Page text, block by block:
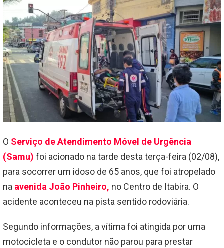
O Serviço de Atendimento Móvel de Urgência
(Samu) foi acionado na tarde desta terça-feira (02/08),
para socorrer um idoso de 65 anos, que foi atropelado
na avenida João Pinheiro, no Centro de Itabira. O
acidente aconteceu na pista sentido rodoviária.
Segundo informações, a vítima foi atingida por uma
motocicleta e o condutor não parou para prestar